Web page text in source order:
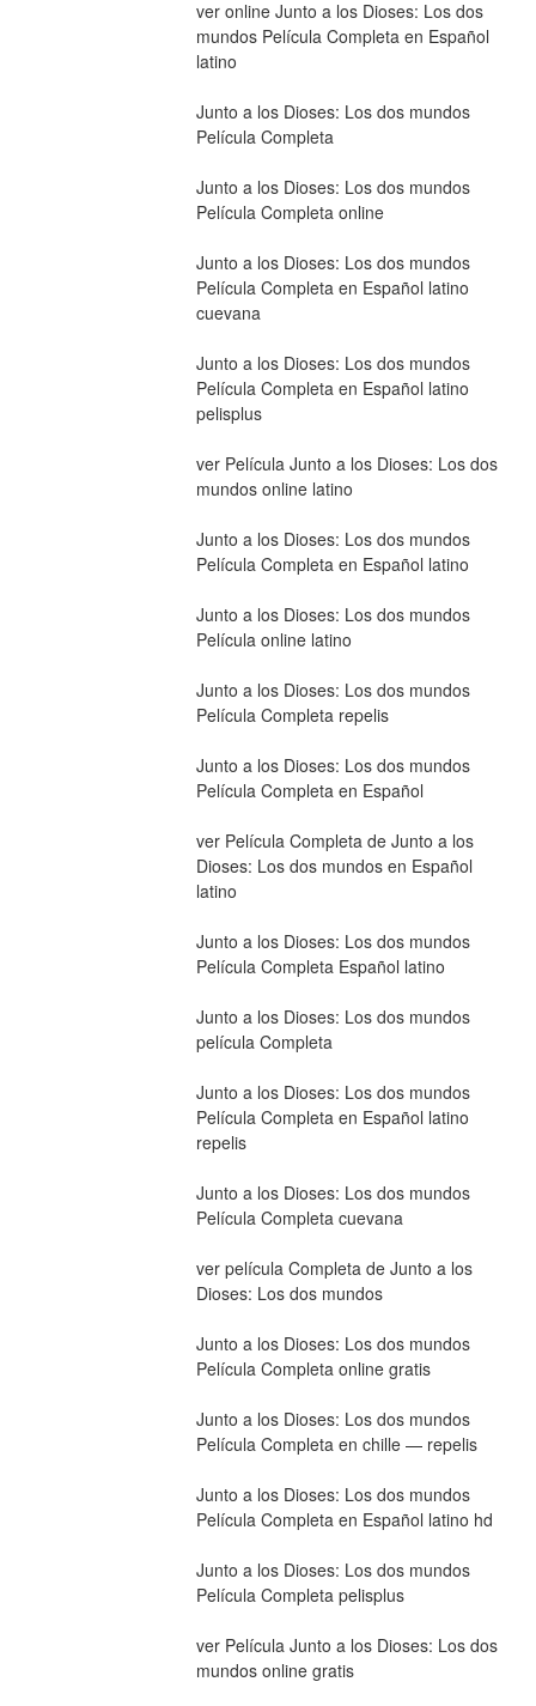
ver online Junto a los Dioses: Los dos
mundos Película Completa en Español
latino
Junto a los Dioses: Los dos mundos
Película Completa
Junto a los Dioses: Los dos mundos
Película Completa online
Junto a los Dioses: Los dos mundos
Película Completa en Español latino
cuevana
Junto a los Dioses: Los dos mundos
Película Completa en Español latino
pelisplus
ver Película Junto a los Dioses: Los dos
mundos online latino
Junto a los Dioses: Los dos mundos
Película Completa en Español latino
Junto a los Dioses: Los dos mundos
Película online latino
Junto a los Dioses: Los dos mundos
Película Completa repelis
Junto a los Dioses: Los dos mundos
Película Completa en Español
ver Película Completa de Junto a los
Dioses: Los dos mundos en Español
latino
Junto a los Dioses: Los dos mundos
Película Completa Español latino
Junto a los Dioses: Los dos mundos
película Completa
Junto a los Dioses: Los dos mundos
Película Completa en Español latino
repelis
Junto a los Dioses: Los dos mundos
Película Completa cuevana
ver película Completa de Junto a los
Dioses: Los dos mundos
Junto a los Dioses: Los dos mundos
Película Completa online gratis
Junto a los Dioses: Los dos mundos
Película Completa en chille — repelis
Junto a los Dioses: Los dos mundos
Película Completa en Español latino hd
Junto a los Dioses: Los dos mundos
Película Completa pelisplus
ver Película Junto a los Dioses: Los dos
mundos online gratis